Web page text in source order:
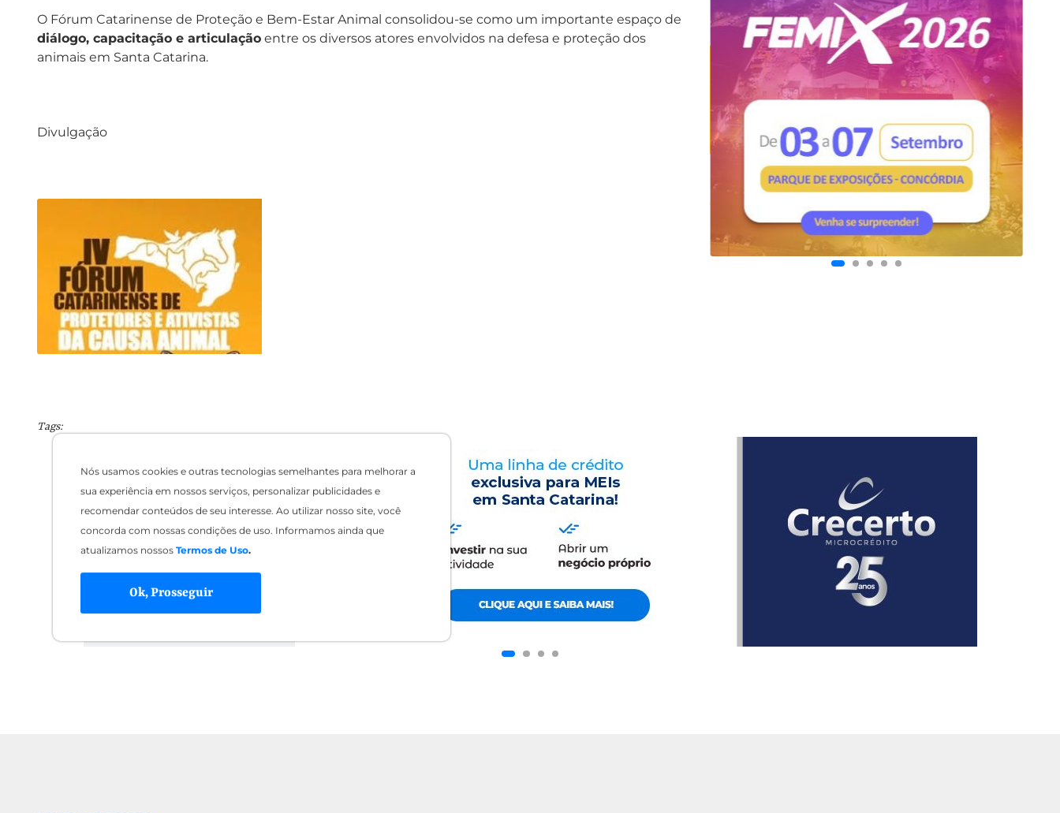
Nós usamos cookies e outras tecnologias semelhantes para melhorar a
sua experiência em nossos serviços, personalizar publicidades e
recomendar conteúdos de seu interesse. Ao utilizar nosso site, você
concorda com nossas condições de uso. Informamos ainda que
atualizamos nossosTermos de Uso.
Ok, Prosseguir
O Fórum Catarinense de Proteção e Bem-Estar Animal consolidou-se como um importante espaço de
diálogo, capacitação e articulação entre os diversos atores envolvidos na defesa e proteção dos
animais em Santa Catarina.
Divulgação
Tags: